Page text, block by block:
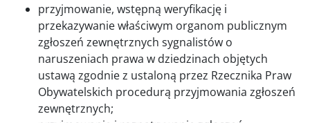
przyjmowanie, wstępną weryfikację i
przekazywanie właściwym organom publicznym
zgłoszeń zewnętrznych sygnalistów o
naruszeniach prawa w dziedzinach objętych
ustawą zgodnie z ustaloną przez Rzecznika Praw
Obywatelskich procedurą przyjmowania zgłoszeń
zewnętrznych;